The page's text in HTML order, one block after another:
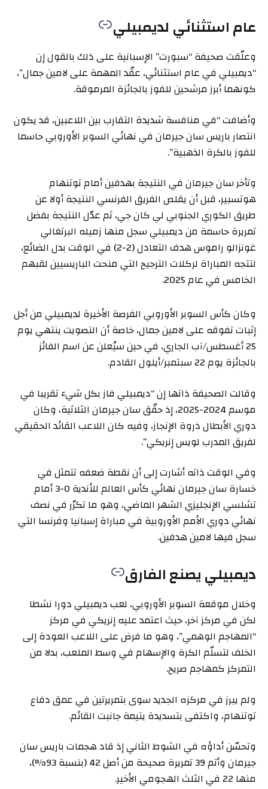
عام استثنائي لديمبيلي
وعلّقت صحيفة “سبورت” الإسبانية على ذلك بالقول إن
“ديمبيلي في عام استثنائي، عقّد المهمة على لامين جمال”،
كونهما أبرز مرشحين للفوز بالجائزة المرموقة.
وأضافت “في منافسة شديدة التقارب بين اللاعبين، قد يكون
انتصار باريس سان جيرمان في نهائي السوبر الأوروبي حاسما
للفوز بالكرة الذهبية”.
وتأخر سان جيرمان في النتيجة بهدفين أمام توتنهام
هوتسبير، قبل أن يقلص الفريق الفرنسي النتيجة أولا عن
طريق الكوري الجنوبي لي كان جي، ثم عدّل النتيجة بفضل
تمريرة حاسمة من ديمبيلي سجل منها زميله البرتغالي
غونزالو راموس هدف التعادل (2-2) في الوقت بدل الضائع،
لتتجه المباراة لركلات الترجيح التي منحت الباريسيين لقبهم
الخامس في عام 2025.
وكان كأس السوبر الأوروبي الفرصة الأخيرة لديمبيلي من أجل
إثبات تفوقه على لامين جمال، خاصة أن التصويت ينتهي يوم
25 أغسطس/آب الجاري، في حين سيُعلن عن اسم الفائز
بالجائزة يوم 22 سبتمبر/أيلول القادم.
وقالت الصحيفة ذاتها إن “ديمبيلي فاز بكل شيء تقريبا في
موسم 2024-2025، إذ حقّق سان جيرمان الثلاثية، وكان
دوري الأبطال ذروة الإنجاز، وفيه كان اللاعب القائد الحقيقي
لفريق المدرب لويس إنريكي”.
وفي الوقت ذاته أشارت إلى أن نقطة ضعفه تتمثل في
خسارة سان جيرمان نهائي كأس العالم للأندية 0-3 أمام
تشلسي الإنجليزي الشهر الماضي، وهو ما تكرّر في نصف
نهائي دوري الأمم الأوروبية في مباراة إسبانيا وفرنسا التي
سجل فيها لامين هدفين.
ديمبيلي يصنع الفارق
وخلال موقعة السوبر الأوروبي، لعب ديمبيلي دورا نشطا
لكن في مركز آخر، حيث اعتمد عليه إنريكي في مركز
“المهاجم الوهمي”، وهو ما فرض على اللاعب العودة إلى
الخلف لتسلّم الكرة والإسهام في وسط الملعب، بدلا من
التمركز كمهاجم صريح.
ولم يبرز في مركزه الجديد سوى بتمريرتين في عمق دفاع
توتنهام، واكتفى بتسديدة يتيمة جانبت القائم.
وتحسّن أداؤه في الشوط الثاني إذ قاد هجمات باريس سان
جيرمان وأتم 39 تمريرة صحيحة من أصل 42 (بنسبة 93%)،
منها 22 في الثلث الهجومي الأخير.